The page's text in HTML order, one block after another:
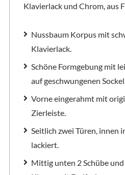
Klavierlack und Chrom, aus
Nussbaum Korpus mit
Klavierlack.
Schöne Formgebung mit
auf geschwungenen
Vorne eingerahmt mit
Zierleiste.
Seitlich zwei Türen, innen
lackiert.
Mittig unten 2 Schübe